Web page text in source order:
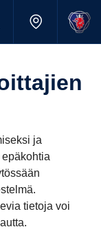
ja
tietoja voi